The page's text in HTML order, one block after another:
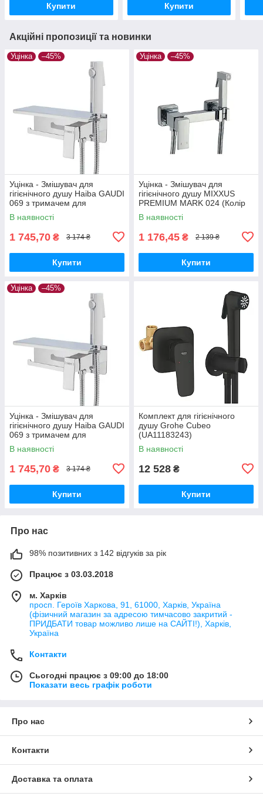
Купити Купити
Акційні пропозиції та новинки
Уцінка –45%
Уцінка - Змішувач для
гігієнічного душу Haiba GAUDI
069 з тримачем для
туалетного паперу (HB9596-
20260703-8218)
В наявності
1 745,70 ₴ 3 174 ₴
Купити
Уцінка –45%
Уцінка - Змішувач для
гігієнічного душу MIXXUS
PREMIUM MARK 024 (Колір
хром) (MI5969-20260715-
10547)
В наявності
1 176,45 ₴ 2 139 ₴
Купити
Уцінка –45%
Уцінка - Змішувач для
гігієнічного душу Haiba GAUDI
069 з тримачем для
туалетного паперу (HB9596-
20260703-9011)
В наявності
1 745,70 ₴ 3 174 ₴
Купити
Комплект для гігієнічного
душу Grohe Cubeo
(UA11183243)
В наявності
12 528 ₴
Купити
Про нас
98% позитивних з 142 відгуків за рік
Працює з 03.03.2018
м. Харків
просп. Героїв Харкова, 91, 61000, Харків, Україна
(фізичний магазин за адресою тимчасово закритий -
ПРИДБАТИ товар можливо лише на САЙТІ!), Харків,
Україна
Контакти
Сьогодні працює з 09:00 до 18:00
Показати весь графік роботи
Про нас
Контакти
Доставка та оплата